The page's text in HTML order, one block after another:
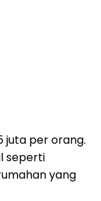
juta per orang.
seperti
yang